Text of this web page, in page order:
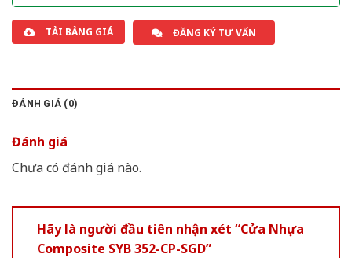
TẢI BẢNG GIÁ ĐĂNG KÝ TƯ VẤN
ĐÁNH GIÁ (0)
Đánh giá
Chưa có đánh giá nào.
Hãy là người đầu tiên nhận xét “Cửa Nhựa
Composite SYB 352-CP-SGD”